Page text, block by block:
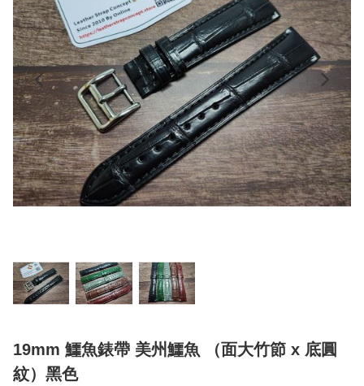
19mm 鱷魚錶帶 美州鱷魚 （面大竹節 x 底圓
紋）黑色